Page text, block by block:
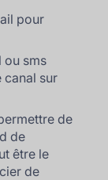
pour
ou sms
canal sur
de
de
être le
de